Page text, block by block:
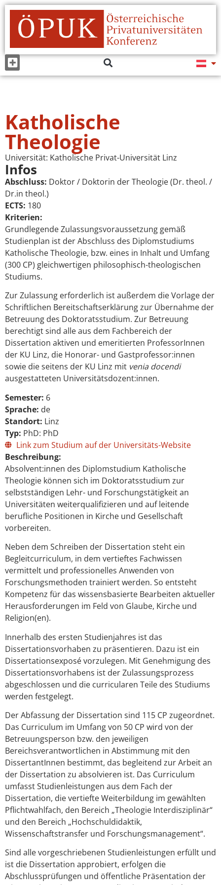
Katholische
Theologie
Universität: Katholische Privat-Universität Linz
Infos
Abschluss: Doktor / Doktorin der Theologie (Dr. theol. /
Dr.in theol.)
ECTS: 180
Kriterien:
Grundlegende Zulassungsvoraussetzung gemäß
Studienplan ist der Abschluss des Diplomstudiums
Katholische Theologie, bzw. eines in Inhalt und Umfang
(300 CP) gleichwertigen philosophisch-theologischen
Studiums.
Zur Zulassung erforderlich ist außerdem die Vorlage der
Schriftlichen Bereitschaftserklärung zur Übernahme der
Betreuung des Doktoratsstudium. Zur Betreuung
berechtigt sind alle aus dem Fachbereich der
Dissertation aktiven und emeritierten ProfessorInnen
der KU Linz, die Honorar- und Gastprofessor:innen
sowie die seitens der KU Linz mit venia docendi
ausgestatteten Universitätsdozent:innen.
Semester: 6
Sprache: de
Standort: Linz
Typ: PhD: PhD
Link zum Studium auf der Universitäts-Website
Beschreibung:
Absolvent:innen des Diplomstudium Katholische
Theologie können sich im Doktoratsstudium zur
selbstständigen Lehr- und Forschungstätigkeit an
Universitäten weiterqualifizieren und auf leitende
berufliche Positionen in Kirche und Gesellschaft
vorbereiten.
Neben dem Schreiben der Dissertation steht ein
Begleitcurriculum, in dem vertieftes Fachwissen
vermittelt und professionelles Anwenden von
Forschungsmethoden trainiert werden. So entsteht
Kompetenz für das wissensbasierte Bearbeiten aktueller
Herausforderungen im Feld von Glaube, Kirche und
Religion(en).
Innerhalb des ersten Studienjahres ist das
Dissertationsvorhaben zu präsentieren. Dazu ist ein
Dissertationsexposé vorzulegen. Mit Genehmigung des
Dissertationsvorhabens ist der Zulassungsprozess
abgeschlossen und die curricularen Teile des Studiums
werden festgelegt.
Der Abfassung der Dissertation sind 115 CP zugeordnet.
Das Curriculum im Umfang von 50 CP wird von der
Betreuungsperson bzw. den jeweiligen
Bereichsverantwortlichen in Abstimmung mit den
DissertantInnen bestimmt, das begleitend zur Arbeit an
der Dissertation zu absolvieren ist. Das Curriculum
umfasst Studienleistungen aus dem Fach der
Dissertation, die vertiefte Weiterbildung im gewählten
Pflichtwahlfach, den Bereich „Theologie Interdisziplinär“
und den Bereich „Hochschuldidaktik,
Wissenschaftstransfer und Forschungsmanagement“.
Sind alle vorgeschriebenen Studienleistungen erfüllt und
ist die Dissertation approbiert, erfolgen die
Abschlussprüfungen und öffentliche Präsentation der